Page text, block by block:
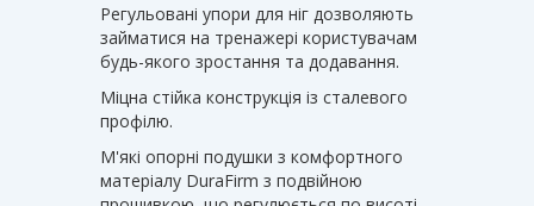
Регульовані упори для ніг дозволяють
займатися на тренажері користувачам
будь-якого зростання та додавання.
Міцна стійка конструкція із сталевого
профілю.
М'які опорні подушки з комфортного
матеріалу DuraFirm з подвійною